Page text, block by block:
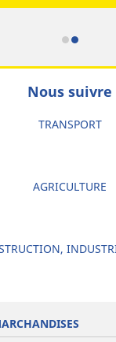
Nous suivre
TRANSPORT
AGRICULTURE